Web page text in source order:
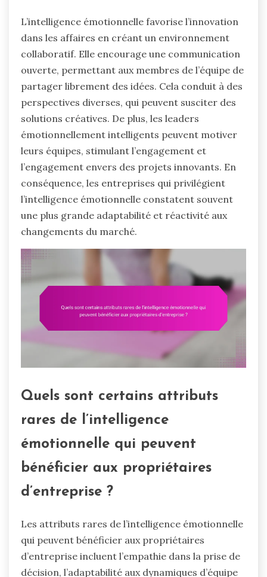
L’intelligence émotionnelle favorise l’innovation
dans les affaires en créant un environnement
collaboratif. Elle encourage une communication
ouverte, permettant aux membres de l’équipe de
partager librement des idées. Cela conduit à des
perspectives diverses, qui peuvent susciter des
solutions créatives. De plus, les leaders
émotionnellement intelligents peuvent motiver
leurs équipes, stimulant l’engagement et
l’engagement envers des projets innovants. En
conséquence, les entreprises qui privilégient
l’intelligence émotionnelle constatent souvent
une plus grande adaptabilité et réactivité aux
changements du marché.
Quels sont certains attributs
rares de l’intelligence
émotionnelle qui peuvent
bénéficier aux propriétaires
d’entreprise ?
Les attributs rares de l’intelligence émotionnelle
qui peuvent bénéficier aux propriétaires
d’entreprise incluent l’empathie dans la prise de
décision, l’adaptabilité aux dynamiques d’équipe